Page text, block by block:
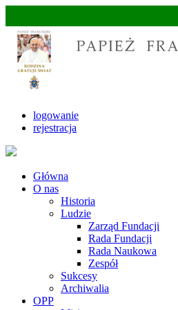
logowanie
rejestracja
Główna
O nas
Historia
Ludzie
Zarząd Fundacji
Rada Fundacji
Rada Naukowa
Zespół
Sukcesy
Archiwalia
OPP